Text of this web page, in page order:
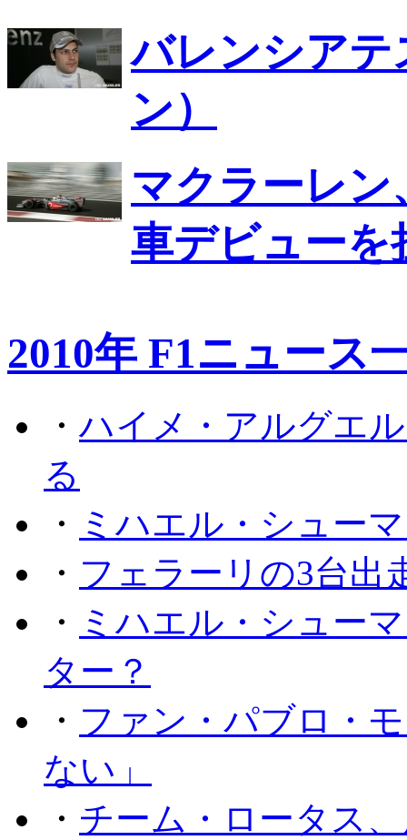
バレンシアテ
ン）
マクラーレン
車デビューを
2010年 F1ニュース
・ハイメ・アルグエ
る
・ ミハエル・シュー
・ フェラーリの3台出
・ ミハエル・シュー
ター？
・ ファン・パブロ・
ない」
・ チーム・ロータス